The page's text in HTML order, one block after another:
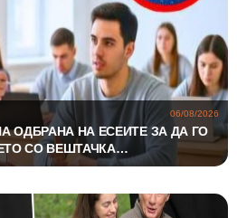
ОДБРАНА НА ЕСЕИТЕ ЗА ДА ГО
СО ВЕШТАЧКА
06/08/2026